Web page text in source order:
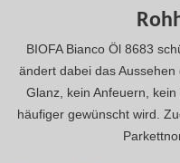
BIOFA Bianco Öl 8683
ändert dabei das
Glanz, kein Anfeuern,
häufiger gewünscht wird.